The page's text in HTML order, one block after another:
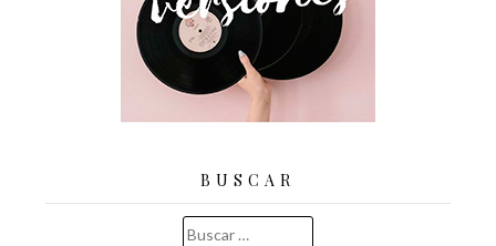
BUSCAR
Buscar: